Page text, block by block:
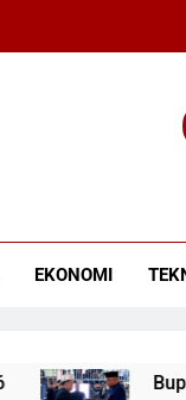
EKONOMI
Bupati Bogor